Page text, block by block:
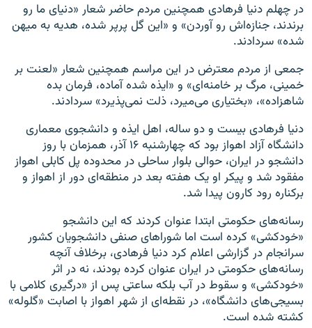
در چهلم دنیا فرهادی همچنین مردم حاضر شعار «دنیای ما رو
برندند، جنازه‌اش رو آوردن» و «این گل پرپر شده، هدیه به میهن
شده» سردادند.
جمعی از مردم معترض در این مراسم همچنین شعار «لعنت بر
خمینی، مرگ بر خامنه‌ای» و «ایذه شده آماده، فرمان بده
شاهزاده»، «بختیاری می‌میرد، ذلت نمی‌پذیرد» سردادند.
دنیا فرهادی بیست و دو ساله، اهل ایذه و دانشجوی معماری
دانشگاه آزاد اهواز بود که چهارشنبه ۱۶ آذر، همزمان با روز
دانشجو در ایران، حوالی بلوار ساحلی در محدوده پل کابلی اهواز
مفقود شد و پیکر او یک هفته بعد در منطقه‌ای دور از اهواز و
برکناره رود کارون پیدا شد.
رسانه‌های حکومتی ابتدا عنوان کردند که این دانشجو
«خودکشی» کرده است اما شوراهای صنفی دانشجویان کشور
سرانجام در گزارشی اعلام کرد دنیا فرهادی، برخلاف آنچه
رسانه‌های حکومتی در ایران عنوان کرده بودند، نه در اثر
«خودکشی» و سقوط در آب بلکه ساعتی پس از «درگیری کلامی با
بسیجی‌های دانشگاه»، در نقطه‌ای از شهر اهواز با اصابت «گلوله»
کشته شده است.